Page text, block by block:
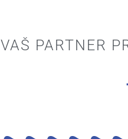
VAŠ PARTNER